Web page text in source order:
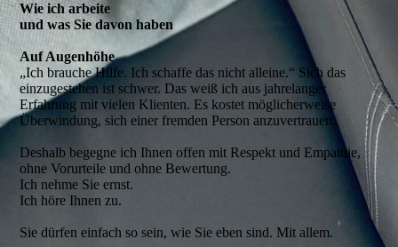
Wie ich arbeite
und was Sie davon haben
Auf Augenhöhe
„Ich brauche Hilfe. Ich schaffe das nicht alleine.“ Sich das
einzugestehen ist schwer. Das weiß ich aus jahrelanger
Erfahrung mit vielen Klienten. Es kostet möglicherweise
Überwindung, sich einer fremden Person anzuvertrauen.
Deshalb begegne ich Ihnen offen mit Respekt und Empathie,
ohne Vorurteile und ohne Bewertung.
Ich nehme Sie ernst.
Ich höre Ihnen zu.
Sie dürfen einfach so sein, wie Sie eben sind. Mit allem.